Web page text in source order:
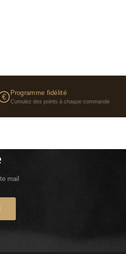
€ Programme fidélité
Cumulez des points à chaque commande
mail